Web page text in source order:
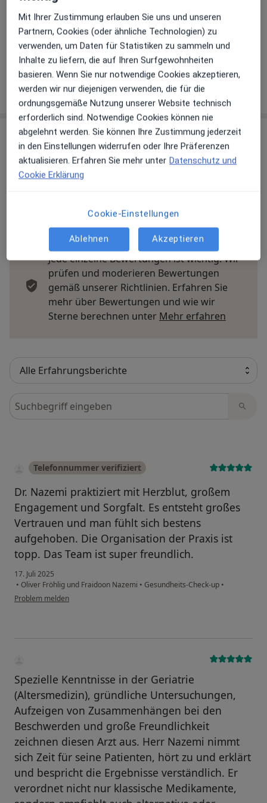
Akzeptierte VersicherungenDetails
Telefonnummer
06106...Telefonnummer anzeigen
Mehr Details anzeigen
über die Adresse
Erfahrungen
Bewerten
59 Bewertungen
Jede einzelne Bewertungen ist wichtig. Wir
prüfen und moderieren Bewertungen
gemäß unserer Richtlinien. Erfahren Sie
mehr über Bewertungen und wie wir
Sterne berechnen unter Mehr erfahren
Bewertungen durchsuchen
Telefonnummer verifiziert
Dr. Nazemi praktiziert mit Herzblut, großem
Engagement und Sorgfalt. Es entsteht großes
Vertrauen und man fühlt sich bestens
aufgehoben. Die Organisation der Praxis ist
topp. Das Team ist super freundlich.
17. Juli 2025
• Oliver Fröhlig und Fraidoon Nazemi • Gesundheits-Check-up •
Problem melden
Spezielle Kenntnisse in der Geriatrie
(Altersmedizin), gründliche Untersuchungen,
Aufzeigen von Zusammenhängen bei den
Beschwerden und große Freundlichkeit
zeichnen diesen Arzt aus. Herr Nazemi nimmt
sich Zeit für seine Patienten, hört zu und erklärt
und bespricht die Ergebnisse verständlich. Er
verordnet nicht nur klassische Medikamente,
Mit Ihrer Zustimmung erlauben Sie uns und unseren
Partnern, Cookies (oder ähnliche Technologien) zu
verwenden, um Daten für Statistiken zu sammeln und
Inhalte zu liefern, die auf Ihren Surfgewohnheiten
basieren. Wenn Sie nur notwendige Cookies akzeptieren,
werden wir nur diejenigen verwenden, die für die
ordnungsgemäße Nutzung unserer Website technisch
erforderlich sind. Notwendige Cookies können nie
abgelehnt werden. Sie können Ihre Zustimmung jederzeit
in den Einstellungen widerrufen oder Ihre Präferenzen
aktualisieren. Erfahren Sie mehr unter Datenschutz und
Cookie Erklärung
Cookie-Einstellungen
Ablehnen Akzeptieren